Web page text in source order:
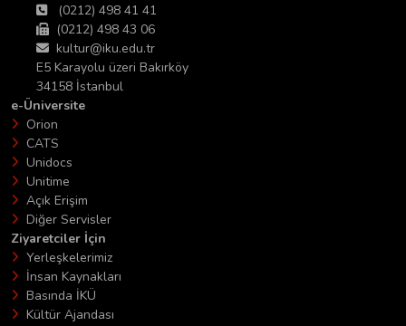
(0212) 498 41 41
(0212) 498 43 06
kultur@iku.edu.tr
E5 Karayolu üzeri Bakırköy
34158 İstanbul
e-Üniversite
Orion
CATS
Unidocs
Unitime
Açık Erişim
Diğer Servisler
Ziyaretciler İçin
Yerleşkelerimiz
İnsan Kaynakları
Basında İKÜ
Kültür Ajandası